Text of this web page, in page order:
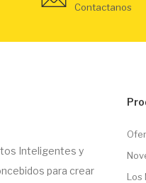
Contactanos
Inteligentes y
para crear
Los